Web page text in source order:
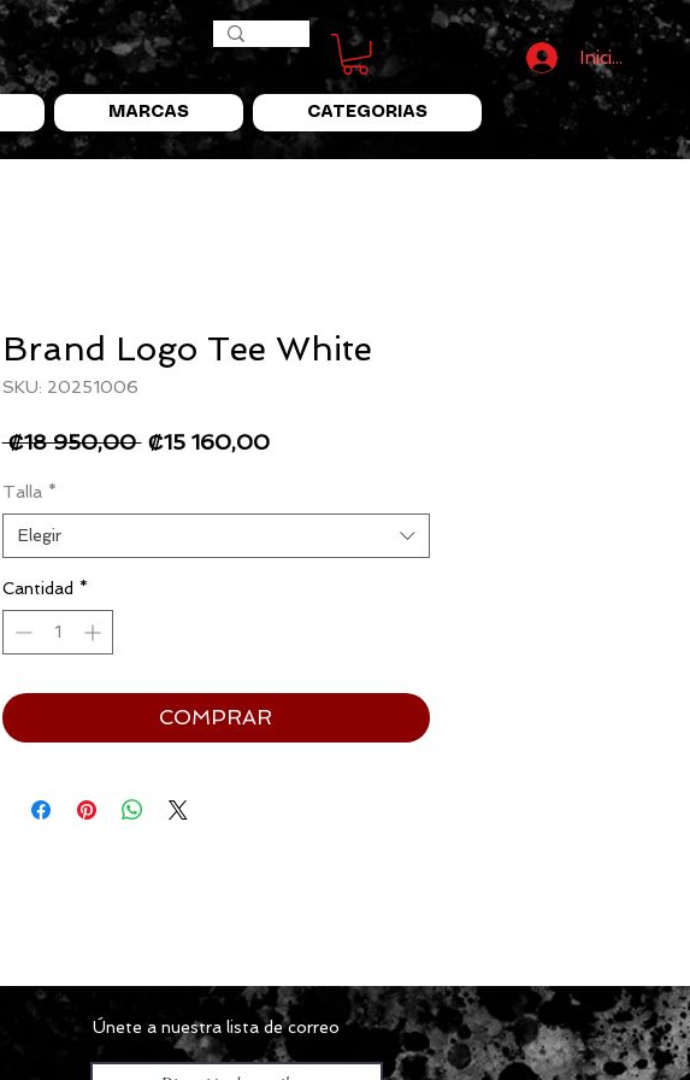
Iniciar
MARCAS CATEGORIAS
Brand Logo Tee White
SKU: 20251006
₡18 950,00 Precio
₡15 160,00Precio
Talla *
Elegir
Cantidad *
COMPRAR
Únete a nuestra lista de correo